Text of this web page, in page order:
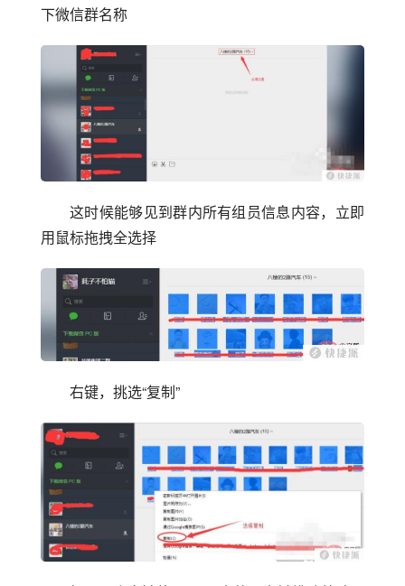
下微信群名称
这时候能够见到群内所有组员信息内容，立即
用鼠标拖拽全选择
右键，挑选“复制”